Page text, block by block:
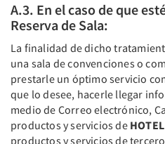
A.3. En el caso de que
Reserva de Sala:
La finalidad de dicho
una sala de convenciones o
prestarle un óptimo servicio
que lo desee, hacerle llegar
medio de Correo electrónico,
productos y servicios de
productos y servicios de